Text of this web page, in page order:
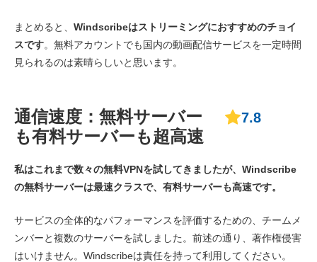
まとめると、 Windscribeはストリーミングにおすすめのチョイ
スです。無料アカウントでも国内の動画配信サービスを一定時間
見られるのは素晴らしいと思います。
通信速度：無料サーバー
も有料サーバーも超高速
7.8
私はこれまで数々の無料VPNを試してきましたが、Windscribe
の無料サーバーは最速クラスで、有料サーバーも高速です。
サービスの全体的なパフォーマンスを評価するための、チームメ
ンバーと複数のサーバーを試しました。前述の通り、著作権侵害
はいけません。Windscribeは責任を持って利用してください。